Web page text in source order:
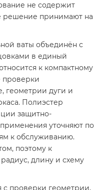
не содержит
решение принимают на
ваты объединён с
в единый
к компактному
проверки
геометрии дуги и
Полиэстер
защитно-
уточняют по
к обслуживанию.
поэтому к
длину и схему
с проверки геометрии,